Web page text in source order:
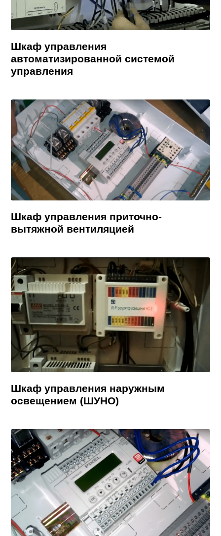
Шкаф управления
автоматизированной системой
управления
Шкаф управления приточно-
вытяжной вентиляцией
Шкаф управления наружным
освещением (ШУНО)